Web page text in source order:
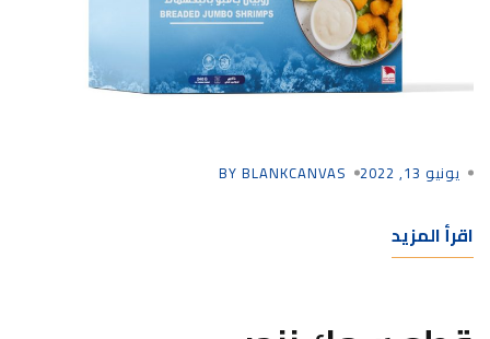
يونيو 13, 2022 BY BLANKCANVAS
اقرأ المزيد